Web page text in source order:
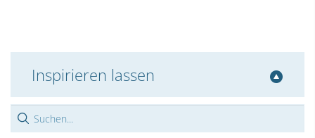
Inspirieren lassen